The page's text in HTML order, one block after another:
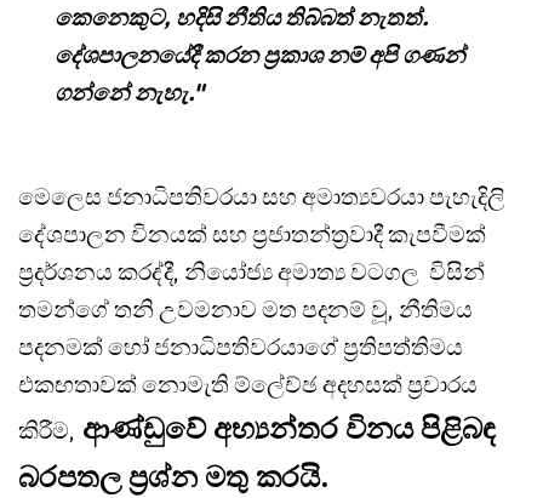
කෙනෙකුට, හදිසි නීතිය තිබ්බත් නැතත්.
දේශපාලනයේදී කරන ප්‍රකාශ නම් අපි ගණන්
ගන්නේ නැහැ."
මෙලෙස ජනාධිපතිවරයා සහ අමාත්‍යවරයා පැහැදිලි
දේශපාලන විනයක් සහ ප්‍රජාතන්ත්‍රවාදී කැපවීමක්
ප්‍රදර්ශනය කරද්දී, නියෝජ්‍ය අමාත්‍ය වටගල විසින්
තමන්ගේ තනි උවමනාව මත පදනම් වූ, නීතිමය
පදනමක් හෝ ජනාධිපතිවරයාගේ ප්‍රතිපත්තිමය
එකඟතාවක් නොමැති ම්ලේච්ඡ අදහසක් ප්‍රචාරය
කිරීම, ආණ්ඩුවේ අභ්‍යන්තර විනය පිළිබඳ
බරපතල ප්‍රශ්න මතු කරයි.